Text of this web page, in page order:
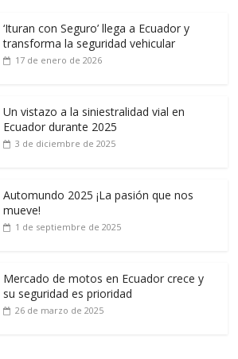
‘Ituran con Seguro’ llega a Ecuador y
transforma la seguridad vehicular
17 de enero de 2026
Un vistazo a la siniestralidad vial en
Ecuador durante 2025
3 de diciembre de 2025
Automundo 2025 ¡La pasión que nos
mueve!
1 de septiembre de 2025
Mercado de motos en Ecuador crece y
su seguridad es prioridad
26 de marzo de 2025